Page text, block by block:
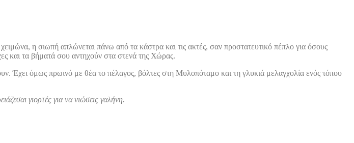
η σιωπή απλώνεται πάνω από τα κάστρα και τις ακτές, σαν προστατευτικό πέπλο για όσους
και τα βήματά σου αντηχούν στα στενά της Χώρας.
Έχει όμως πρωινό με θέα το πέλαγος, βόλτες στη Μυλοπόταμο και τη γλυκιά μελαγχολία ενός τόπου
γιορτές για να νιώσεις γαλήνη.